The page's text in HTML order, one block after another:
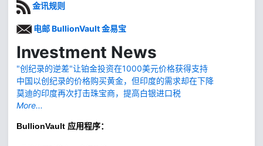
金讯规则
电邮 BullionVault 金易宝
Investment News
"创纪录的逆差"让铂金投资在1000美元价格获得支持
中国以创纪录的价格购买黄金，但印度的需求却在下降
莫迪的印度再次打击珠宝商，提高白银进口税
More...
BullionVault 应用程序：